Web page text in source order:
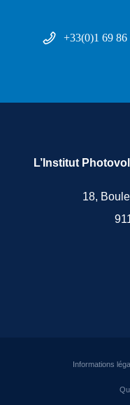
+33(0)1 69 86
L’Institut
18,
Informations